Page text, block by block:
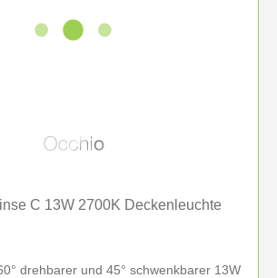
C 13W 2700K Deckenleuchte
drehbarer und 45° schwenkbarer 13W